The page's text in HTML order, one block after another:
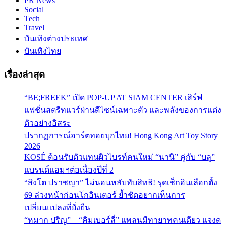
Social
Tech
Travel
บันเทิงต่างประเทศ
บันเทิงไทย
เรื่องล่าสุด
“BE;FREEK” เปิด POP-UP AT SIAM CENTER เสิร์ฟ
แฟชั่นสตรีทแวร์ผ่านดีไซน์เฉพาะตัว และพลังของการแต่ง
ตัวอย่างอิสระ
ปรากฏการณ์อาร์ตทอยบุกไทย! Hong Kong Art Toy Story
2026
KOSÉ ต้อนรับตัวแทนผิวไบรท์คนใหม่ “นานิ” คู่กับ “บลู”
แบรนด์แอมฯต่อเนื่องปีที่ 2
“สิงโต ปราชญา” ไม่นอนหลับทับสิทธิ! รุดเช็กอินเลือกตั้ง
69 ล่วงหน้าก่อนโกอินเตอร์ ย้ำชัดอยากเห็นการ
เปลี่ยนแปลงที่ยั่งยืน
“หมาก ปริญ” – “คิมเบอร์ลี่” แพลนมีทายาทคนเดียว แจงด